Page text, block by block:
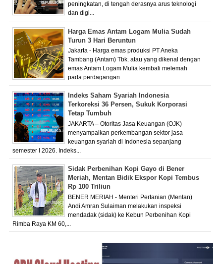
peningkatan, di tengah derasnya arus teknologi
dan digi...
Harga Emas Antam Logam Mulia Sudah
Turun 3 Hari Beruntun
Jakarta - Harga emas produksi PT Aneka
Tambang (Antam) Tbk. atau yang dikenal dengan
emas Antam Logam Mulia kembali melemah
pada perdagangan...
Indeks Saham Syariah Indonesia
Terkoreksi 36 Persen, Sukuk Korporasi
Tetap Tumbuh
JAKARTA – Otoritas Jasa Keuangan (OJK)
menyampaikan perkembangan sektor jasa
keuangan syariah di Indonesia sepanjang
semester I 2026. Indeks...
Sidak Perbenihan Kopi Gayo di Bener
Meriah, Mentan Bidik Ekspor Kopi Tembus
Rp 100 Triliun
BENER MERIAH - Menteri Pertanian (Mentan)
Andi Amran Sulaiman melakukan inspeksi
mendadak (sidak) ke Kebun Perbenihan Kopi
Rimba Raya KM 60,...